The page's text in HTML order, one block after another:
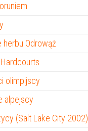
Odrowąż
Hardcourts
olimpijscy
alpejscy
(Salt Lake City 2002)